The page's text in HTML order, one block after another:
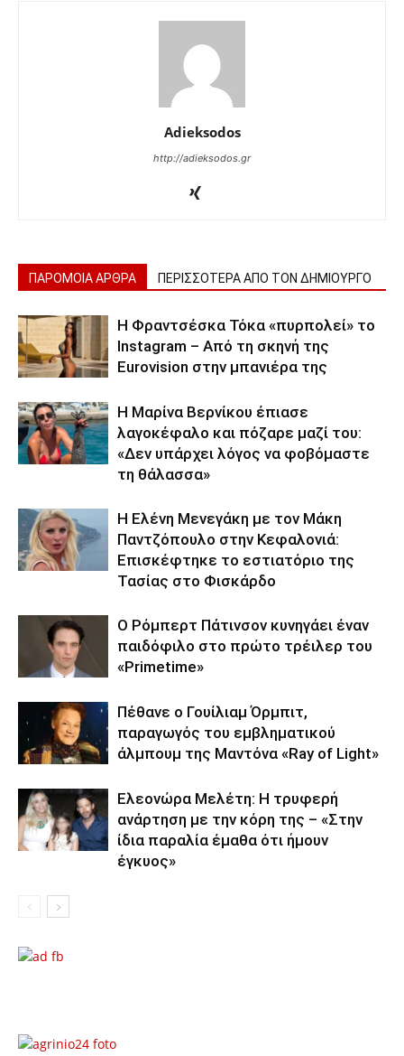
Adieksodos
http://adieksodos.gr
ΠΑΡΟΜΟΙΑ ΑΡΘΡΑ ΠΕΡΙΣΣΟΤΕΡΑ ΑΠΟ ΤΟΝ ΔΗΜΙΟΥΡΓΟ
Η Φραντσέσκα Τόκα «πυρπολεί» το
Instagram – Από τη σκηνή της
Eurovision στην μπανιέρα της
Η Μαρίνα Βερνίκου έπιασε
λαγοκέφαλο και πόζαρε μαζί του:
«Δεν υπάρχει λόγος να φοβόμαστε
τη θάλασσα»
Η Ελένη Μενεγάκη με τον Μάκη
Παντζόπουλο στην Κεφαλονιά:
Επισκέφτηκε το εστιατόριο της
Τασίας στο Φισκάρδο
Ο Ρόμπερτ Πάτινσον κυνηγάει έναν
παιδόφιλο στο πρώτο τρέιλερ του
«Primetime»
Πέθανε ο Γουίλιαμ Όρμπιτ,
παραγωγός του εμβληματικού
άλμπουμ της Μαντόνα «Ray of Light»
Ελεονώρα Μελέτη: Η τρυφερή
ανάρτηση με την κόρη της – «Στην
ίδια παραλία έμαθα ότι ήμουν
έγκυος»